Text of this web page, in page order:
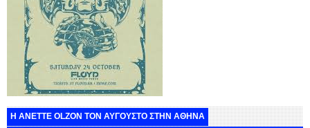
Η ANETTE OLZON ΤΟΝ ΑΥΓΟΥΣΤΟ ΣΤΗΝ ΑΘΗΝΑ